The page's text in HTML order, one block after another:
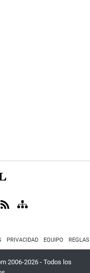
PRIVACIDAD EQUIPO
2006-2026 - Todos los